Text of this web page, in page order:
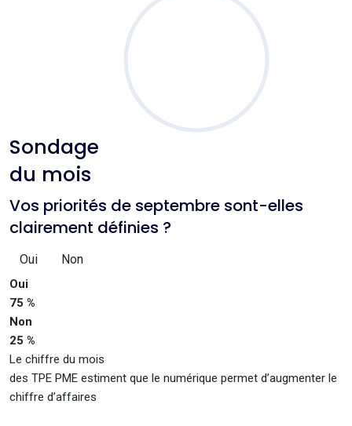
Sondage
du mois
Vos priorités de septembre sont-elles
clairement définies ?
Oui Non
Oui
75 %
Non
25 %
Le chiffre du mois
des TPE PME estiment que le numérique permet d’augmenter le
chiffre d’affaires